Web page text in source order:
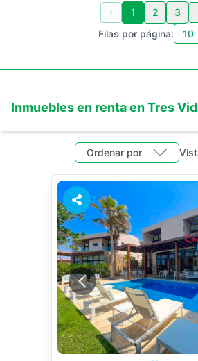
‹
1 2 3
Filas por página:
Inmuebles en rentaenTres
Ordenar por
7